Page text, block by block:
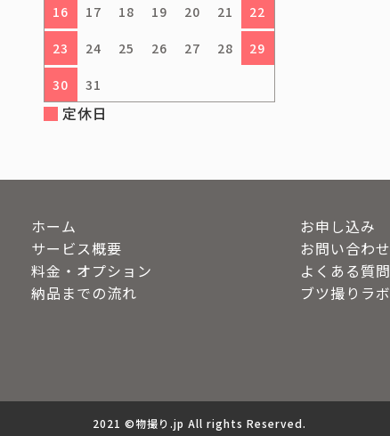
16 17 18 19 20 21 22
23 24 25 26 27 28 29
30 31
定休日
ホーム
サービス概要
料金・オプション
納品までの流れ
お申し込み
お問い合わせ
よくある質問
ブツ撮りラボ
2021 ©物撮り.jp All rights Reserved.